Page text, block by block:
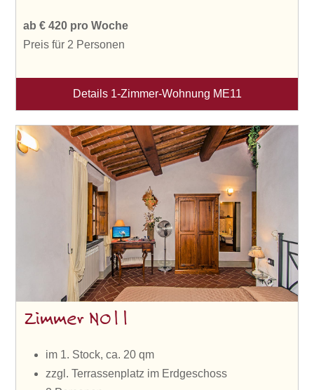
ab € 420 pro Woche
Preis für 2 Personen
Details 1-Zimmer-Wohnung ME11
Zimmer NO11
im 1. Stock, ca. 20 qm
zzgl. Terrassenplatz im Erdgeschoss